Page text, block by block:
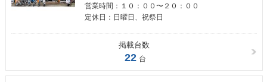
営業時間： １０：００〜２０：００
定休日： 日曜日、祝祭日
掲載台数
22 台